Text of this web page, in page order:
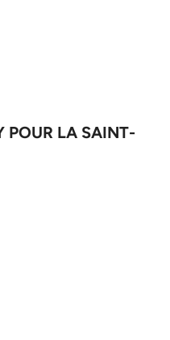
POUR LA SAINT-